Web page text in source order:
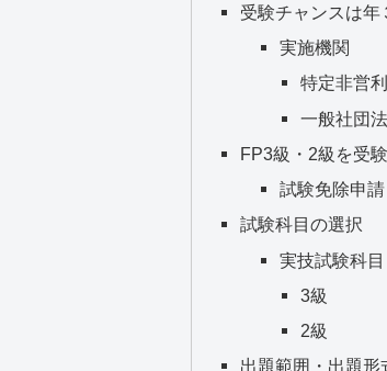
受験チャンスは年
実施機関
特定非営
一般社団
FP3級・2級を受
試験免除申請
試験科目の選択
実技試験科目
3級
2級
出題範囲・出題形